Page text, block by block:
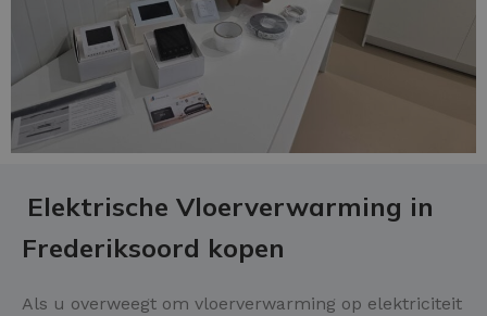
Elektrische Vloerverwarming in
Frederiksoord kopen
Als u overweegt om vloerverwarming op elektriciteit